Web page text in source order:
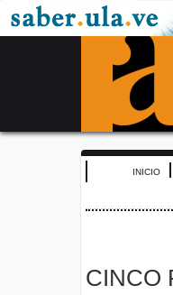
INICIO
CINCO